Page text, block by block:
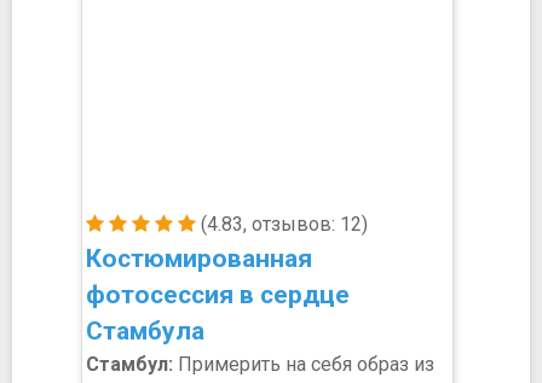
(4.83, отзывов: 12)
Костюмированная
фотосессия в сердце
Стамбула
Стамбул: Примерить на себя образ из